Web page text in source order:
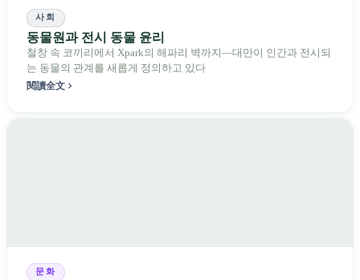
사회
동물원과 전시 동물 윤리
철창 속 코끼리에서 Xpark의 해파리 벽까지—대만이 인간과 전시되
는 동물의 관계를 새롭게 정의하고 있다
閱讀全文
문화